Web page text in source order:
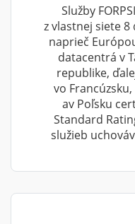
Služby
z vlastnej siete
naprieč
datacentrá v
republike,
vo
av Poľsku
Standard
služieb